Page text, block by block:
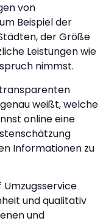
von
Beispiel der
der Größe
Leistungen wie
nimmst.
weißt, welche
online eine
Informationen zu
Umzugsservice
und qualitativ
und